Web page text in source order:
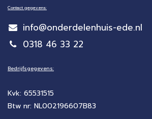
Contact gegevens:
info@onderdelenhuis-ede.nl
0318 46 33 22
Bedrijfsgegevens:
Kvk: 65531515
Btw nr: NL002196607B83